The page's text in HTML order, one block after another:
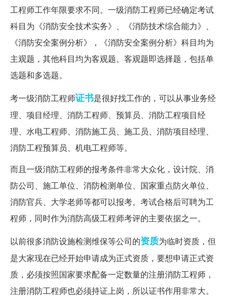
工程师工作年限要求不同。一级消防工程师已经确定考试
科目为《消防安全技术实务》、《消防技术综合能力》、
《消防安全案例分析》，《消防安全案例分析》科目均为
主观题，其他科目均为客观题。客观题即选择题，包括单
选题和多选题。
考一级消防工程师证书是很好找工作的，可以从事业务经
理、项目经理、消防工程师、预算员、消防工程项目经
理、水电工程师、消防施工员、施工员、消防项目经理、
消防工程预算员、机电工程师等。
而且一级消防工程师的报考条件非常大众化，设计院、消
防公司、施工单位、消防检测单位、国家重点防火单位、
消防官兵、大学老师等都可以报考。考试合格后可聘为工
程师，同时作为消防高级工程师考评的主要依据之一。
以前很多消防设施检测维保等公司的资质为临时资质，但
是大家现在已经开始申请成为正式资质，要想申请正式资
质，必须按照国家要求配备一定数量的注册消防工程师，
注册消防工程师也必须持证上岗，所以证书作用非常大。